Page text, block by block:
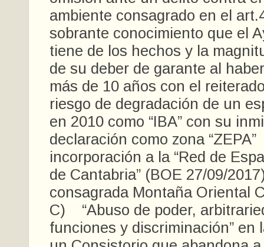
ambiente consagrado en el
sobrante conocimiento que el
tiene de los hechos y la
de su deber de garante al
más de 10 años con el
riesgo de degradación de un
en 2010 como “IBA” con su
declaración como zona
incorporación a la “Red de
de Cantabria” (BOE 27/09/
consagrada Montaña Oriental
C) “Abuso de poder,
funciones y discriminación” en